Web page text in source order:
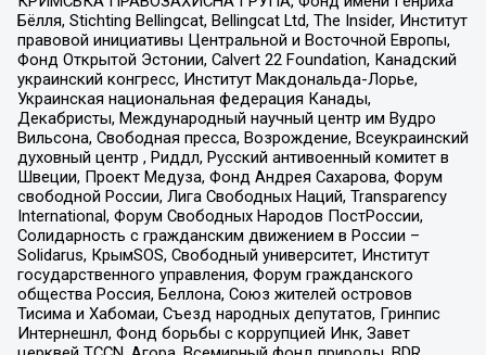
Бёлля, Stichting Bellingcat, Bellingcat Ltd, The Insider, Институт
правовой инициативы Центральной и Восточной Европы,
Фонд Открытой Эстонии, Calvert 22 Foundation, Канадский
украинский конгресс, Институт Макдональда-Лорье,
Украинская национальная федерация Канады,
Декабристы, Международный научный центр им Вудро
Вильсона, Свободная пресса, Возрождение, Всеукраинский
духовный центр , Риддл, Русский антивоенный комитет в
Швеции, Проект Медуза, Фонд Андрея Сахарова, Форум
свободной России, Лига Свободных Наций, Transparеncy
International, Форум Свободных Народов ПостРоссии,
Солидарность с гражданским движением в России –
Solidarus, КрымSOS, Свободный университет, Институт
государственного управления, Форум гражданского
общества Россия, Беллона, Союз жителей островов
Тисима и Хабомаи, Съезд народных депутатов, Гринпис
Интернешнл, Фонд борьбы с коррупцией Инк, Завет